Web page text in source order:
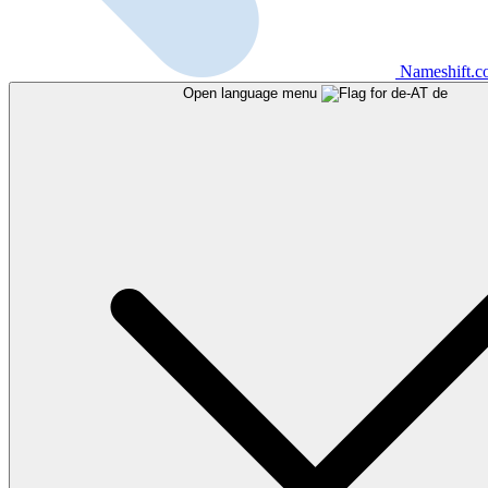
Open language menu de